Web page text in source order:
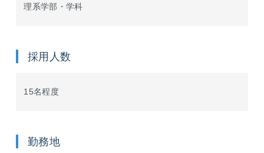
理系学部・学科
採用人数
15名程度
勤務地